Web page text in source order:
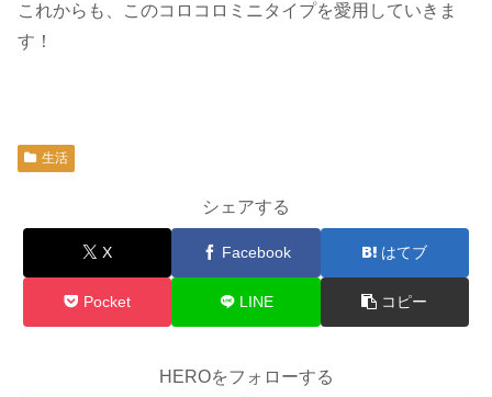
これからも、このコロコロミニタイプを愛用していきま
す！
生活
シェアする
X Facebook はてブ
Pocket LINE コピー
HEROをフォローする